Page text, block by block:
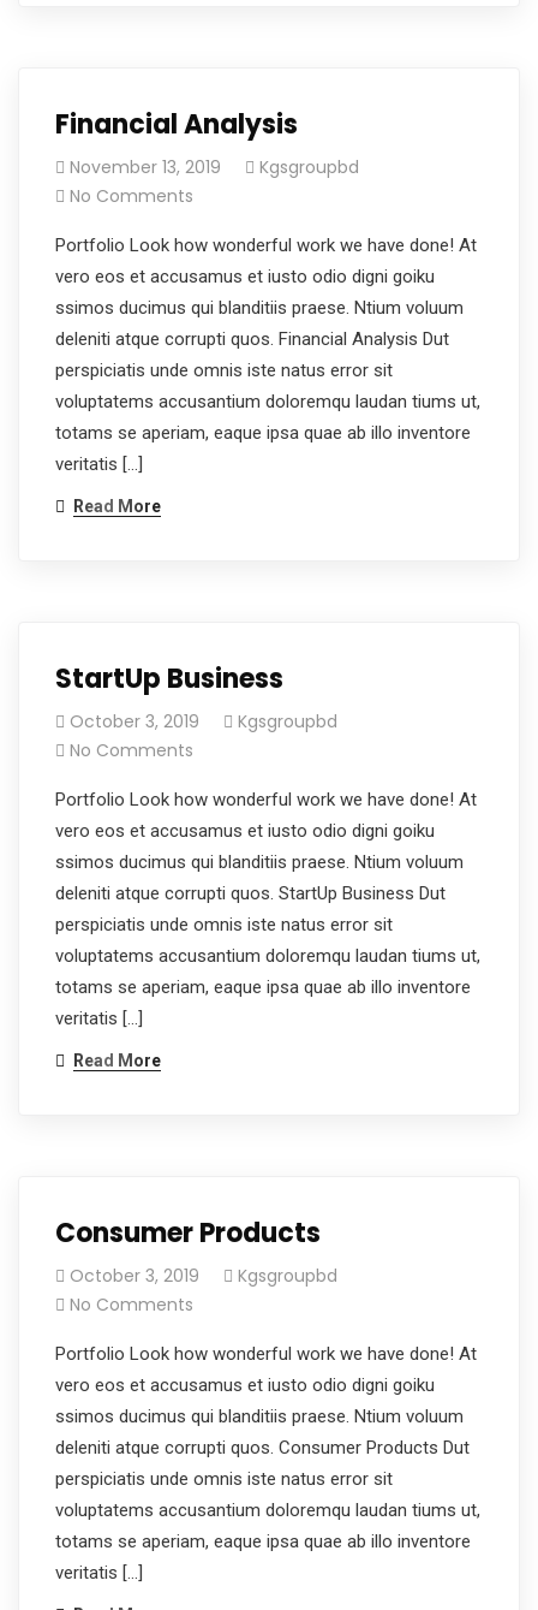
Financial Analysis
November 13, 2019
Kgsgroupbd
No Comments
Portfolio Look how wonderful work we have done! At
vero eos et accusamus et iusto odio digni goiku
ssimos ducimus qui blanditiis praese. Ntium voluum
deleniti atque corrupti quos. Financial Analysis Dut
perspiciatis unde omnis iste natus error sit
voluptatems accusantium doloremqu laudan tiums ut,
totams se aperiam, eaque ipsa quae ab illo inventore
veritatis […]
Read More
StartUp Business
October 3, 2019
Kgsgroupbd
No Comments
Portfolio Look how wonderful work we have done! At
vero eos et accusamus et iusto odio digni goiku
ssimos ducimus qui blanditiis praese. Ntium voluum
deleniti atque corrupti quos. StartUp Business Dut
perspiciatis unde omnis iste natus error sit
voluptatems accusantium doloremqu laudan tiums ut,
totams se aperiam, eaque ipsa quae ab illo inventore
veritatis […]
Read More
Consumer Products
October 3, 2019
Kgsgroupbd
No Comments
Portfolio Look how wonderful work we have done! At
vero eos et accusamus et iusto odio digni goiku
ssimos ducimus qui blanditiis praese. Ntium voluum
deleniti atque corrupti quos. Consumer Products Dut
perspiciatis unde omnis iste natus error sit
voluptatems accusantium doloremqu laudan tiums ut,
totams se aperiam, eaque ipsa quae ab illo inventore
veritatis […]